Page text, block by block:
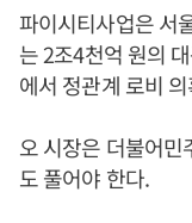
파이시티사업은 서
는 2조4천억 원의
에서 정관계 로비
오 시장은 더불어
도 풀어야 한다.